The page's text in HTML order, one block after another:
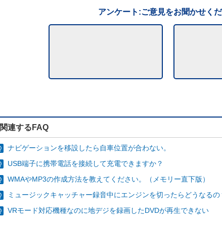
アンケート:ご意見をお聞かせく
関連するFAQ
ナビゲーションを移設したら自車位置が合わない。
USB端子に携帯電話を接続して充電できますか？
WMAやMP3の作成方法を教えてください。（メモリー直下版）
ミュージックキャッチャー録音中にエンジンを切ったらどうなるの
VRモード対応機種なのに地デジを録画したDVDが再生できない